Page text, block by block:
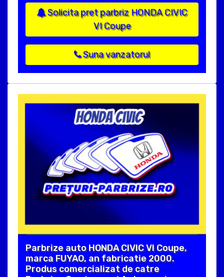
Solicita pret parbriz HONDA CIVIC
VI Coupe
Suna vanzatorul
Parbrize auto HONDA CIVIC VI Coupe,
marca FUYAO, an fabricatie 2000.
Produs comercializat de catre